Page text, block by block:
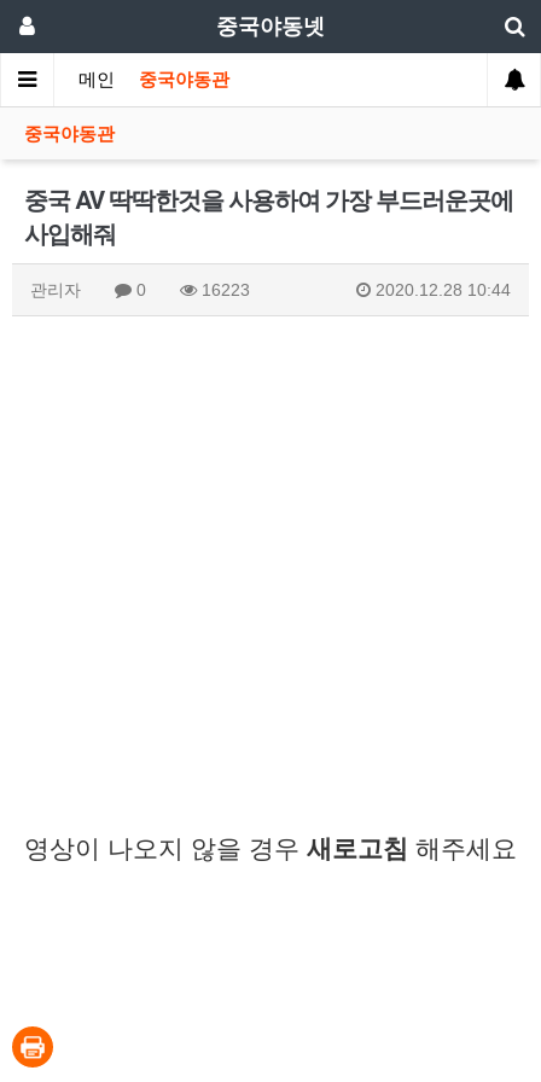
중국야동넷
메인 중국야동관
중국야동관
중국 AV 딱딱한것을 사용하여 가장 부드러운곳에
사입해줘
관리자 0 16223 2020.12.28 10:44
영상이 나오지 않을 경우 새로고침 해주세요